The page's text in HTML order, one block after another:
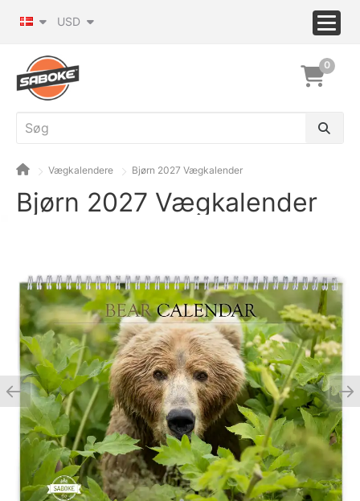
USD
0
Vægkalendere Bjørn 2027 Vægkalender
Bjørn 2027 Vægkalender